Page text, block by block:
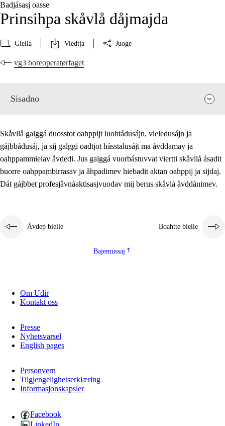
Badjásasj oasse
Prinsihpa skåvlå dåjmajda
Giella Viedtja Juoge
vg3 boreoperatørfaget
Sisadno
3. Prinsihpa skåvlå dåjmajda
3.2 Åhpadibme ja hiebadum åhpadus
3.3 Aktisasjbarggo sijda ja skåvlå gaskan
3.4 Åhpadus åhpadusvidnudagán ja barggoiellemin
3.5 Profesjåvnåaktisasjvuohta ja skåvllååvddånibme
Skåvllå galggá duosstot oahppijt luohtádusájn, vieledusájn ja
gájbbádusáj, ja sij galggi oadtjot hásstalusájt ma ávddamav ja
oahppammielav åvdedi. Jus galggá vuorbástuvvat viertti skåvllå ásadit
buorre oahppambirrasav ja åhpadimev hiebadit aktan oahppij ja sijdaj.
Dát gájbbet profesjåvnåaktisasjvuodav mij berus skåvlå åvddånimev.
Åvdep bielle Boahtte bielle
Bajemussaj
Om Udir
Kontakt oss
Presse
Nyhetsvarsel
English pages
Personvern
Tilgjengelighetserklæring
Informasjonskapsler
Facebook